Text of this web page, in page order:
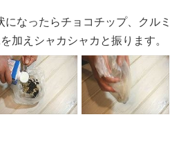
なったらチョコチップ、クルミ
加えシャカシャカと振ります。